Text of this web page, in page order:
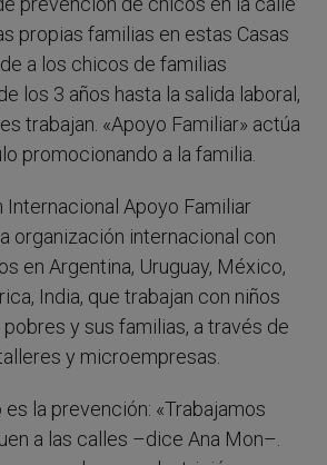
propias familias en estas Casas
a los chicos de familias
los 3 años hasta la salida laboral,
trabajan. «Apoyo Familiar» actúa
promocionando a la familia.
Internacional Apoyo Familiar
organización internacional con
en Argentina, Uruguay, México,
India, que trabajan con niños
y sus familias, a través de
y microempresas.
la prevención: «Trabajamos
a las calles –dice Ana Mon–.